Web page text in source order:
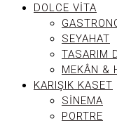
DOLCE VITA
SEYAHAT
TASARIM
MEKÂN &
KARIŞIK KASET
SINEMA
PORTRE